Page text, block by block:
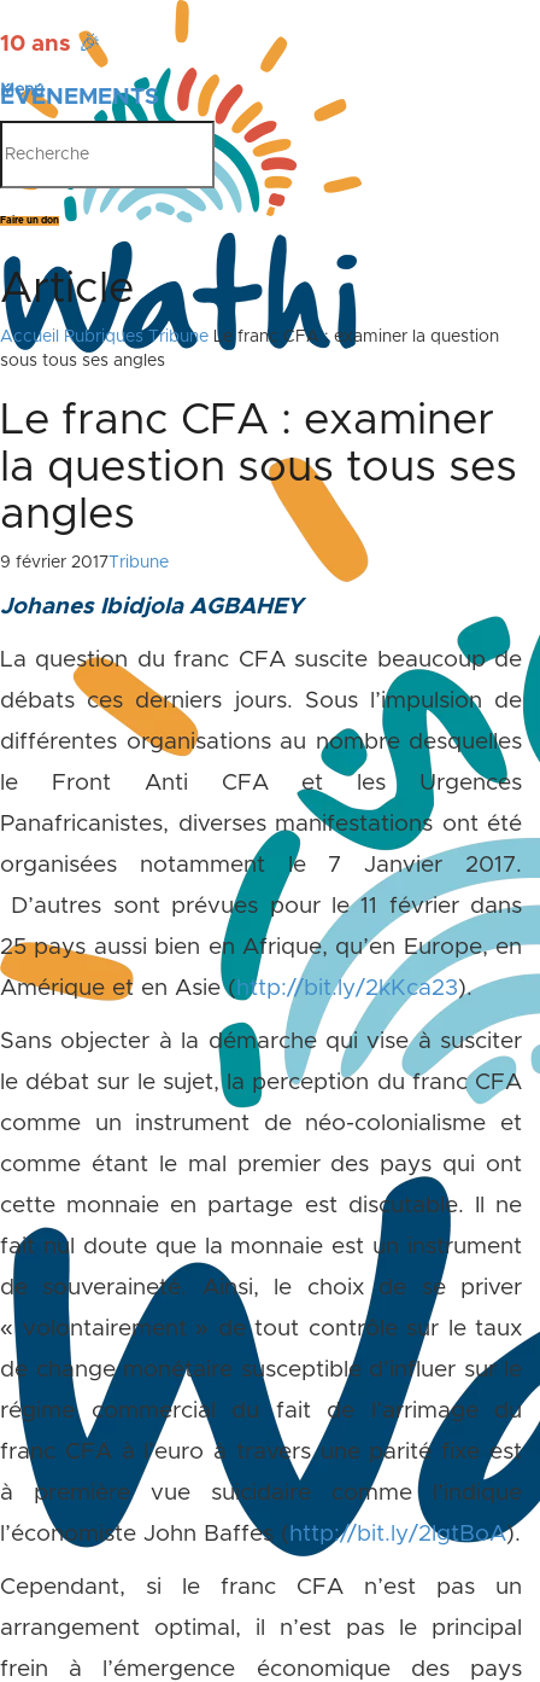
10 ans 🎉
ÉVÉNEMENTS
PUBLICATIONS
Menu
Faire un don
Article
Accueil Rubriques Tribune Le franc CFA : examiner la question
sous tous ses angles
Le franc CFA : examiner
la question sous tous ses
angles
9 février 2017 Tribune
Johanes Ibidjola AGBAHEY
La question du franc CFA suscite beaucoup de
débats ces derniers jours. Sous l’impulsion de
différentes organisations au nombre desquelles
le Front Anti CFA et les Urgences
Panafricanistes, diverses manifestations ont été
organisées notamment le 7 Janvier 2017.
D’autres sont prévues pour le 11 février dans
25 pays aussi bien en Afrique, qu’en Europe, en
Amérique et en Asie ( http://bit.ly/2kKca23).
Sans objecter à la démarche qui vise à susciter
le débat sur le sujet, la perception du franc CFA
comme un instrument de néo-colonialisme et
comme étant le mal premier des pays qui ont
cette monnaie en partage est discutable. Il ne
fait nul doute que la monnaie est un instrument
de souveraineté. Ainsi, le choix de se priver
« volontairement » de tout contrôle sur le taux
de change monétaire susceptible d’influer sur le
régime commercial du fait de l’arrimage du
franc CFA à l’euro à travers une parité fixe est
à première vue suicidaire comme l’indique
l’économiste John Baffes ( http://bit.ly/2lgtBoA).
Cependant, si le franc CFA n’est pas un
arrangement optimal, il n’est pas le principal
frein à l’émergence économique des pays